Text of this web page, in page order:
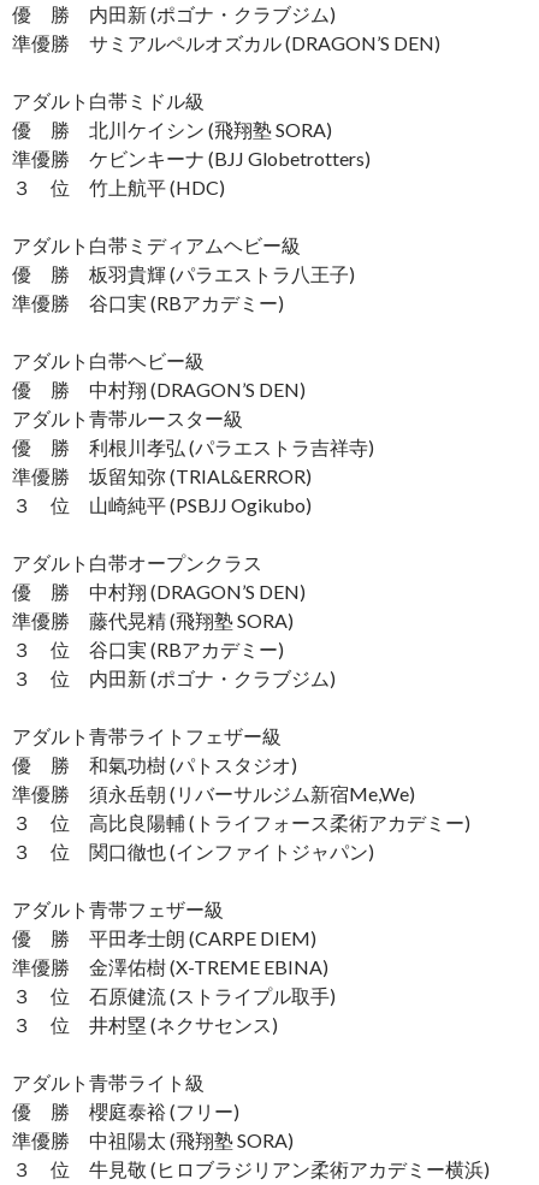
優 勝 内田新 (ポゴナ・クラブジム)
準優勝 サミアルペルオズカル (DRAGON’S DEN)
アダルト白帯ミドル級
優 勝 北川ケイシン (飛翔塾 SORA)
準優勝 ケビンキーナ (BJJ Globetrotters)
３ 位 竹上航平 (HDC)
アダルト白帯ミディアムヘビー級
優 勝 板羽貴輝 (パラエストラ八王子)
準優勝 谷口実 (RBアカデミー)
アダルト白帯ヘビー級
優 勝 中村翔 (DRAGON’S DEN)
アダルト青帯ルースター級
優 勝 利根川孝弘 (パラエストラ吉祥寺)
準優勝 坂留知弥 (TRIAL&ERROR)
３ 位 山崎純平 (PSBJJ Ogikubo)
アダルト白帯オープンクラス
優 勝 中村翔 (DRAGON’S DEN)
準優勝 藤代晃精 (飛翔塾 SORA)
３ 位 谷口実 (RBアカデミー)
３ 位 内田新 (ポゴナ・クラブジム)
アダルト青帯ライトフェザー級
優 勝 和氣功樹 (パトスタジオ)
準優勝 須永岳朝 (リバーサルジム新宿Me,We)
３ 位 高比良陽輔 (トライフォース柔術アカデミー)
３ 位 関口徹也 (インファイトジャパン)
アダルト青帯フェザー級
優 勝 平田孝士朗 (CARPE DIEM)
準優勝 金澤佑樹 (X-TREME EBINA)
３ 位 石原健流 (ストライプル取手)
３ 位 井村塁 (ネクサセンス)
アダルト青帯ライト級
優 勝 櫻庭泰裕 (フリー)
準優勝 中祖陽太 (飛翔塾 SORA)
３ 位 牛見敬 (ヒロブラジリアン柔術アカデミー横浜)